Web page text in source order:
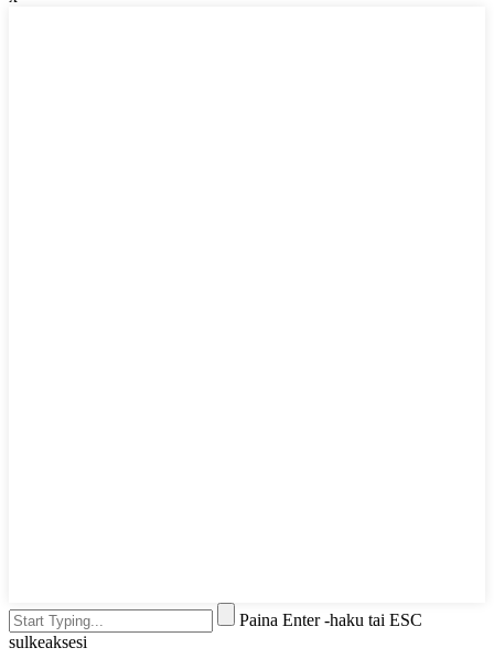
Paina Enter -haku tai ESC
sulkeaksesi